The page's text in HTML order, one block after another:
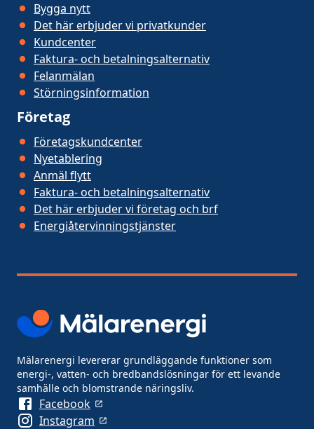
Bygga nytt
Det här erbjuder vi privatkunder
Kundcenter
Faktura- och betalningsalternativ
Felanmälan
Störningsinformation
Företag
Företagskundcenter
Nyetablering
Anmäl flytt
Faktura- och betalningsalternativ
Det här erbjuder vi företag och brf
Energiåtervinningstjänster
Mälarenergi levererar grundläggande funktioner som
energi-, vatten- och bredbandslösningar för ett levande
samhälle och blomstrande näringsliv.
Facebook
Instagram